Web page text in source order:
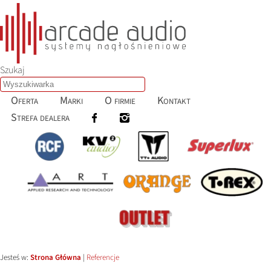
Szukaj
Oferta Marki O firmie
Kontakt
Strefa dealera
Jesteś w: Strona Główna | Referencje